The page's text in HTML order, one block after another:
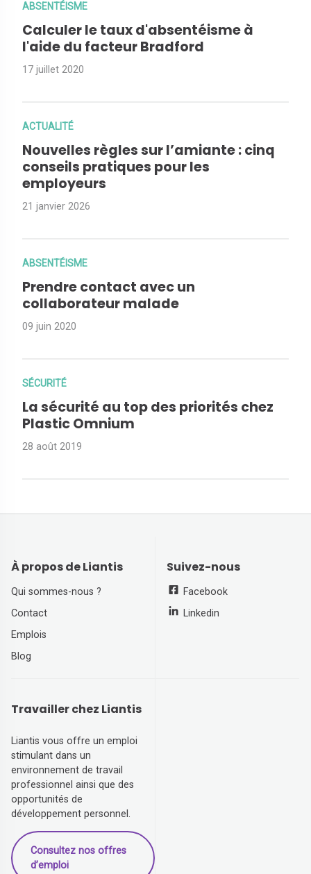
ABSENTÉISME
Calculer le taux d'absentéisme à
l'aide du facteur Bradford
17 juillet 2020
ACTUALITÉ
Nouvelles règles sur l’amiante : cinq
conseils pratiques pour les
employeurs
21 janvier 2026
ABSENTÉISME
Prendre contact avec un
collaborateur malade
09 juin 2020
SÉCURITÉ
La sécurité au top des priorités chez
Plastic Omnium
28 août 2019
À propos de Liantis
Qui sommes-nous ?
Contact
Emplois
Blog
Suivez-nous
Facebook
Linkedin
Travailler chez Liantis
Liantis vous offre un emploi
stimulant dans un
environnement de travail
professionnel ainsi que des
opportunités de
développement personnel.
Consultez nos offres
d’emploi